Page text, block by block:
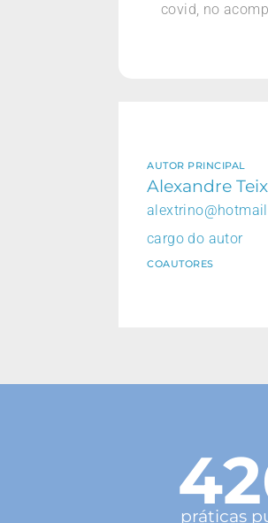
covid, no
AUTOR PRINCIPAL
Alexandre
cargo do autor
COAUTORES
práticas